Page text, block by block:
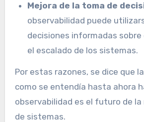
Mejora de la toma de
observabilidad puede
decisiones informadas
el escalado de los sistemas.
Por estas razones, se dice que
como se entendía hasta ahora
observabilidad es el futuro de
de sistemas.